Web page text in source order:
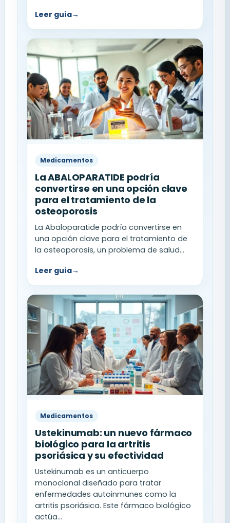
Leer guía→
Medicamentos
La ABALOPARATIDE podría
convertirse en una opción clave
para el tratamiento de la
osteoporosis
La Abaloparatide podría convertirse en
una opción clave para el tratamiento de
la osteoporosis, un problema de salud...
Leer guía→
Medicamentos
Ustekinumab: un nuevo fármaco
biológico para la artritis
psoriásica y su efectividad
Ustekinumab es un anticuerpo
monoclonal diseñado para tratar
enfermedades autoinmunes como la
artritis psoriásica. Este fármaco biológico
actúa...